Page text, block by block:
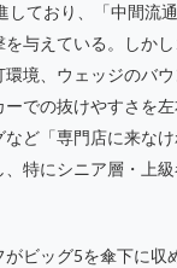
しており、「中間流
を与えている。しか
境、ウェッジのバ
での抜けやすさを
など「専門店に来な
特にシニア層・上
がビッグ5を傘下に収